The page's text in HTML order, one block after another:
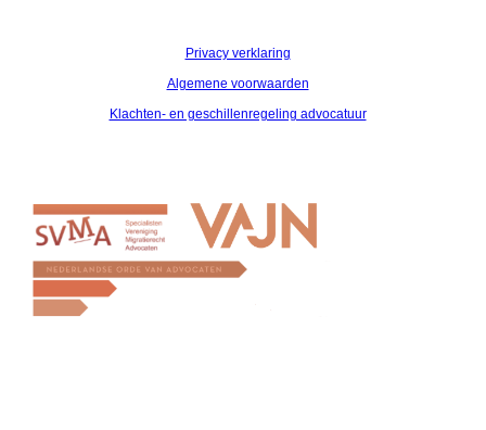
Privacy verklaring
Algemene voorwaarden
Klachten- en geschillenregeling advocatuur